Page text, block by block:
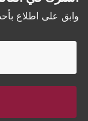
وابق على اطلاع